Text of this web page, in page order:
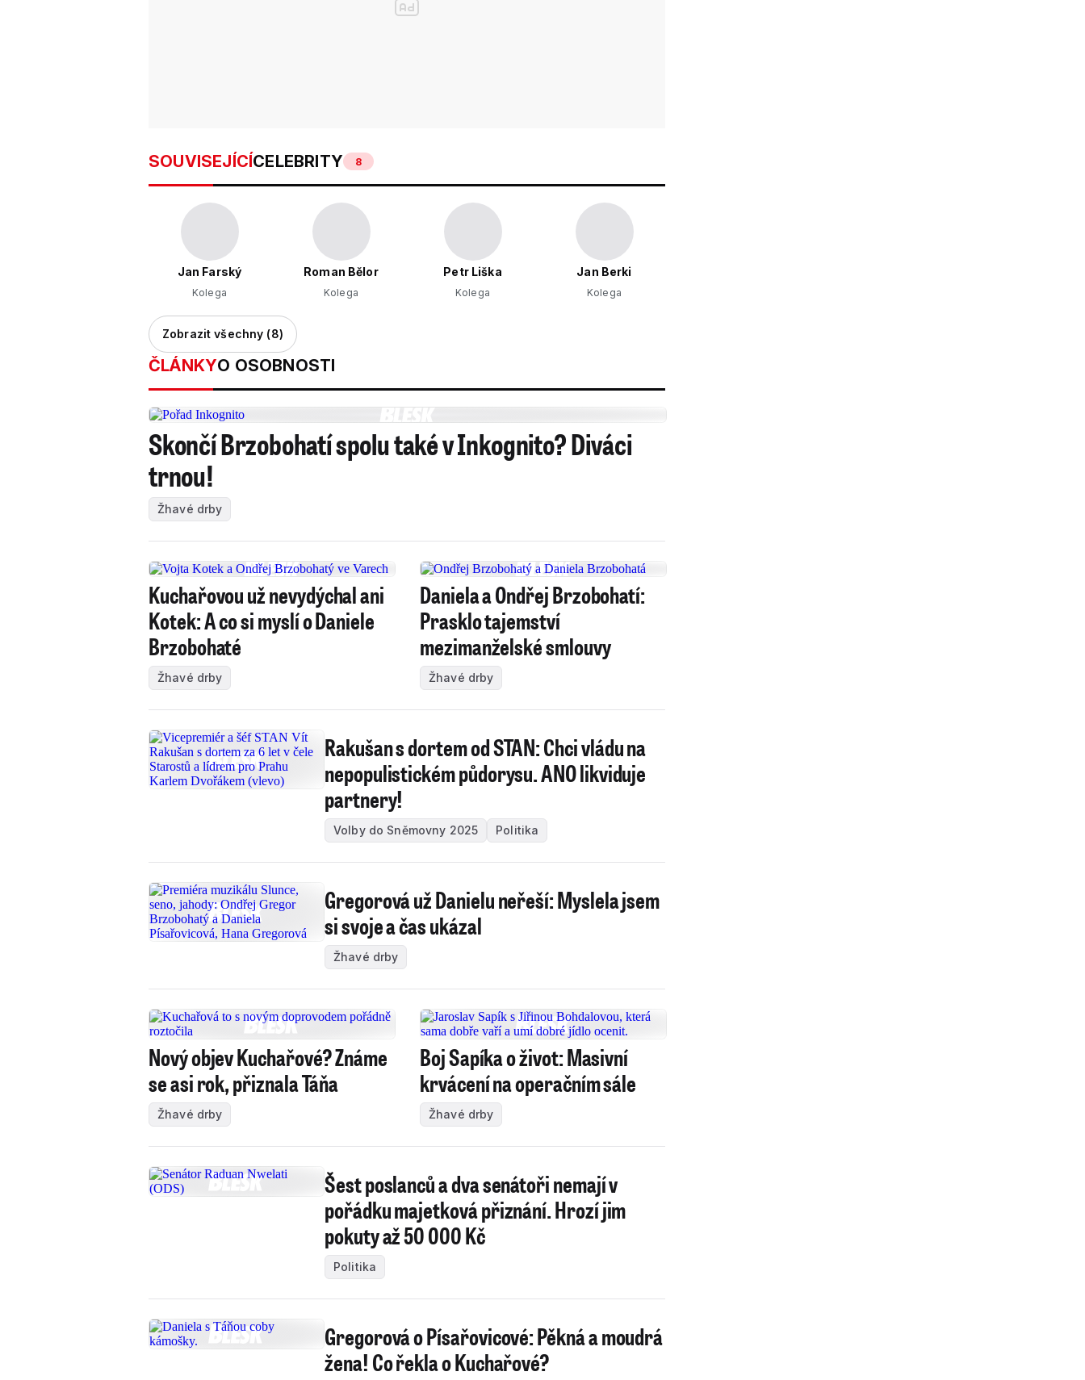
SOUVISEJÍCÍCELEBRITY 8
Jan Farský
Kolega
Roman Bělor
Kolega
Petr Liška
Kolega
Jan Berki
Kolega
Zobrazit všechny (8)
ČLÁNKYO OSOBNOSTI
Skončí Brzobohatí spolu také v Inkognito? Diváci
trnou!
Žhavé drby
Kuchařovou už nevydýchal ani
Kotek: A co si myslí o Daniele
Brzobohaté
Žhavé drby
Daniela a Ondřej Brzobohatí:
Prasklo tajemství
mezimanželské smlouvy
Žhavé drby
Rakušan s dortem od STAN: Chci vládu na
nepopulistickém půdorysu. ANO likviduje
partnery!
Volby do Sněmovny 2025 Politika
Gregorová už Danielu neřeší: Myslela jsem
si svoje a čas ukázal
Žhavé drby
Nový objev Kuchařové? Známe
se asi rok, přiznala Táňa
Žhavé drby
Boj Sapíka o život: Masivní
krvácení na operačním sále
Žhavé drby
Šest poslanců a dva senátoři nemají v
pořádku majetková přiznání. Hrozí jim
pokuty až 50 000 Kč
Politika
Gregorová o Písařovicové: Pěkná a moudrá
žena! Co řekla o Kuchařové?